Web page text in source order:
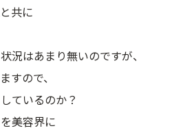
共に
況はあまり無いのですが、
すので、
ているのか？
美容界に